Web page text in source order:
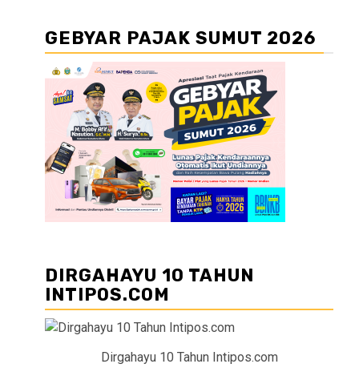
GEBYAR PAJAK SUMUT 2026
DIRGAHAYU 10 TAHUN
INTIPOS.COM
Dirgahayu 10 Tahun Intipos.com